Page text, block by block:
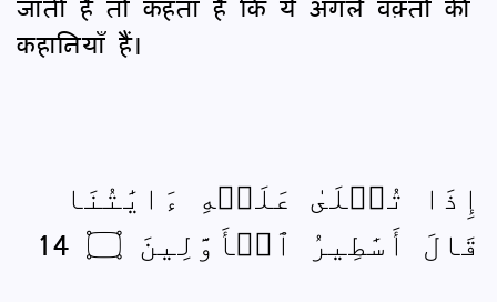
कहानियाँ हैं।
إِذَا تُتۡلَىٰ عَلَيۡهِ ءَايَٰتُنَا
قَالَ أَسَٰطِيرُ ٱلۡأَوَّلِينَ ۝ 14